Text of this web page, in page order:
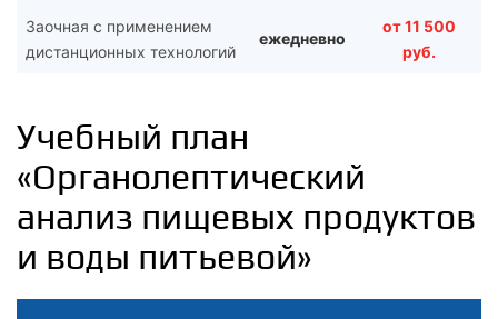
Заочная с применением
дистанционных технологий
ежедневно
от 11 500
руб.
Учебный план
«Органолептический
анализ пищевых продуктов
и воды питьевой»